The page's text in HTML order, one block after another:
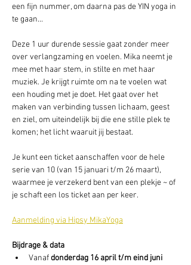
een fijn nummer, om daarna pas de YIN yoga in
te gaan...
Deze 1 uur durende sessie gaat zonder meer
over verlangzaming en voelen. Mika neemt je
mee met haar stem, in stilte en met haar
muziek. Je krijgt ruimte om na te voelen wat
een houding met je doet. Het gaat over het
maken van verbinding tussen lichaam, geest
en ziel, om uiteindelijk bij die ene stille plek te
komen; het licht waaruit jij bestaat.
Je kunt een ticket aanschaffen voor de hele
serie van 10 (van 15 januari t/m 26 maart),
waarmee je verzekerd bent van een plekje ~ of
je schaft een los ticket aan per keer.
Aanmelding via Hipsy MikaYoga
Bijdrage & data
Vanaf donderdag 16 april t/m eind juni